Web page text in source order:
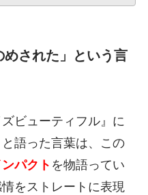
された」という言
ビューティフル』に
語った言葉は、この
パクト を物語ってい
をストレートに表現